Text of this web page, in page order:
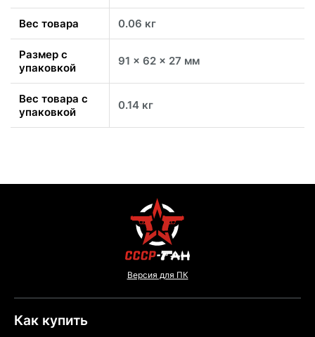
Вес товара 0.06 кг
Размер с
упаковкой
91 x 62 x 27 мм
Вес товара с
упаковкой
0.14 кг
Версия для ПК
Как купить